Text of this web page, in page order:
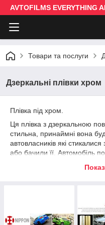
AVTOFILMS EVERYTHING
Товари та послуги
Дзеркальні плівки хром
Плівка під хром.
Ця плівка з дзеркальною
стильна, принаймні вона
автовласників які стикалися
або бачили її. Автомобіль
багато машин, які сяяли б